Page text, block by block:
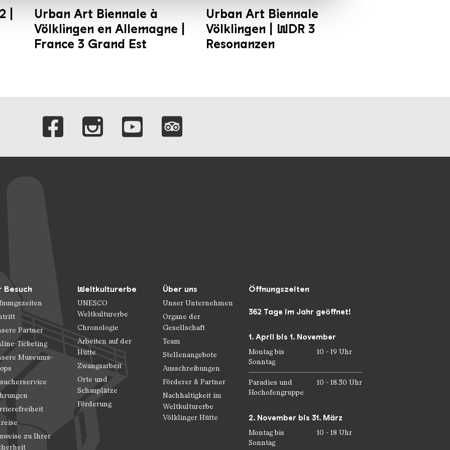
|
Urban Art Biennale à
Völklingen en Allemagne |
France 3 Grand Est
Urban Art Biennale
Völklingen | WDR 3
Resonanzen
Verlinkungen zu unseren
Besuch
Partner
Ticketing
Museums-
zu Ihrer
Weltkulturerbe
UNESCO
Weltkulturerbe
Chronologie
Arbeiten auf der
Hütte
Zwangsarbeit
Orte und
Schauplätze
Förderung
Über uns
Unser Unternehmen
Organe der
Gesellschaft
Team
Stellenangebote
Ausschreibungen
Förderer & Partner
Nachhaltigkeit im
Weltkulturerbe
Völklinger Hütte
Öffnungszeiten
362 Tage im Jahr geöffnet!
1. April bis 1. November
Montag bis
Sonntag
10 - 19 Uhr
Paradies und
Hochofengruppe
10 - 18.30 Uhr
2. November bis 31. März
Montag bis
Sonntag
10 - 18 Uhr